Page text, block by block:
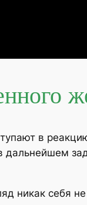
в
никак себя